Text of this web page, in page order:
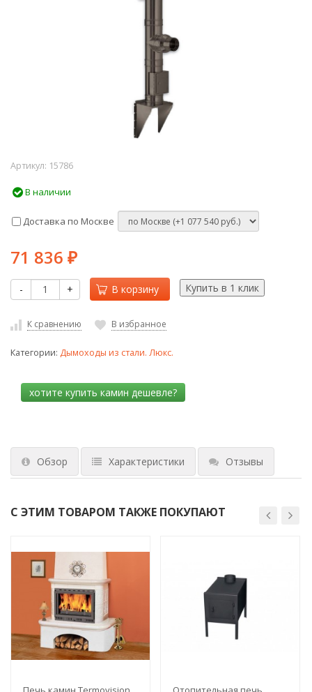
Артикул: 15786
В наличии
Доставка по Москве
71 836 ₽
- + В корзину
К сравнению В избранное
Категории: Дымоходы из стали. Люкс.
Обзор Характеристики Отзывы
С ЭТИМ ТОВАРОМ ТАКЖЕ ПОКУПАЮТ